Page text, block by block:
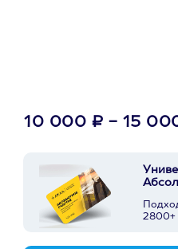
10 000 ₽ - 15
2800+